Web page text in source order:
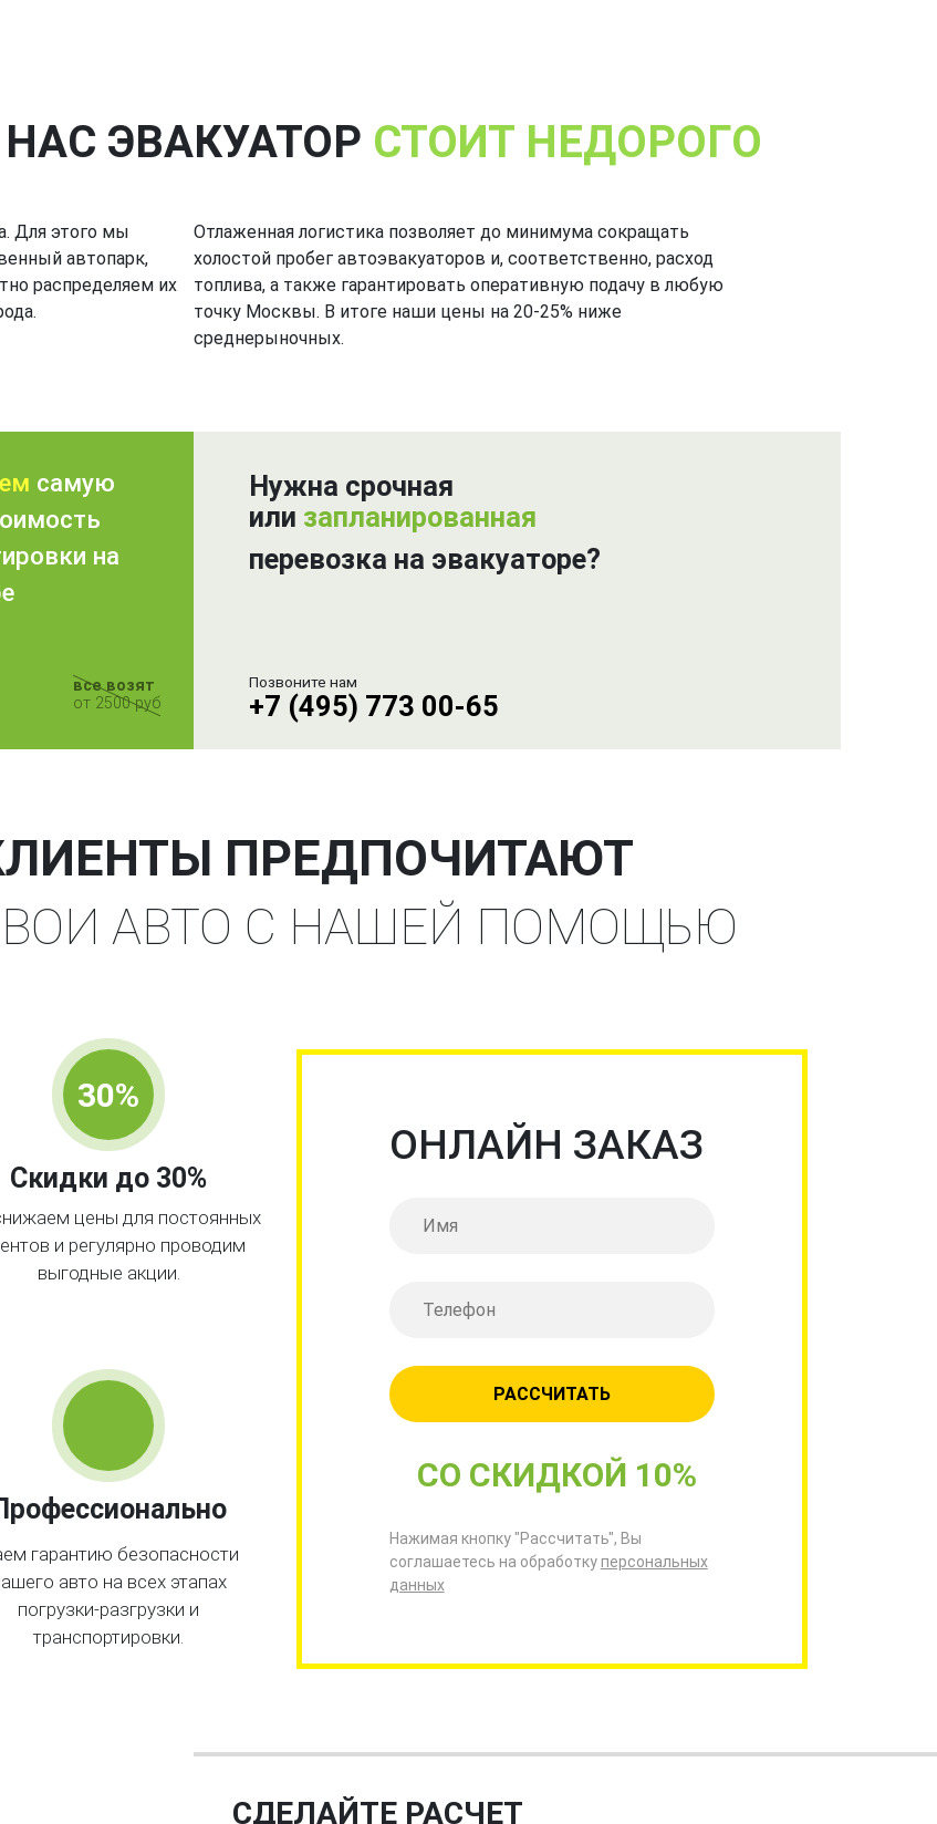
ЭВАКУАТОР СТОИТ НЕДОРОГО
Для этого мы
автопарк,
распределяем их
Отлаженная логистика позволяет до минимума сокращать
холостой пробег автоэвакуаторов и, соответственно, расход
топлива, а также гарантировать оперативную подачу в любую
точку Москвы. В итоге наши цены на 20-25% ниже
среднерыночных.
самую
на
все возят
от 2500 руб
Нужна срочная
или запланированная
перевозка на эвакуаторе?
Позвоните нам
+7 (495) 773 00-65
ПРЕДПОЧИТАЮТ
АВТО С НАШЕЙ ПОМОЩЬЮ
30%
Скидки до 30%
цены для постоянных
и регулярно проводим
выгодные акции.
гарантию безопасности
авто на всех этапах
погрузки-разгрузки и
транспортировки.
ОНЛАЙН ЗАКАЗ
РАССЧИТАТЬ
СО СКИДКОЙ 10%
Нажимая кнопку "Рассчитать", Вы
соглашаетесь на обработкуперсональных
данных
СДЕЛАЙТЕ РАСЧЕТ